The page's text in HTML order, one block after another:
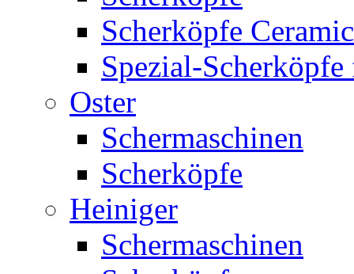
Scherköpfe Ceramic
Spezial-
Oster
Schermaschinen
Scherköpfe
Heiniger
Schermaschinen